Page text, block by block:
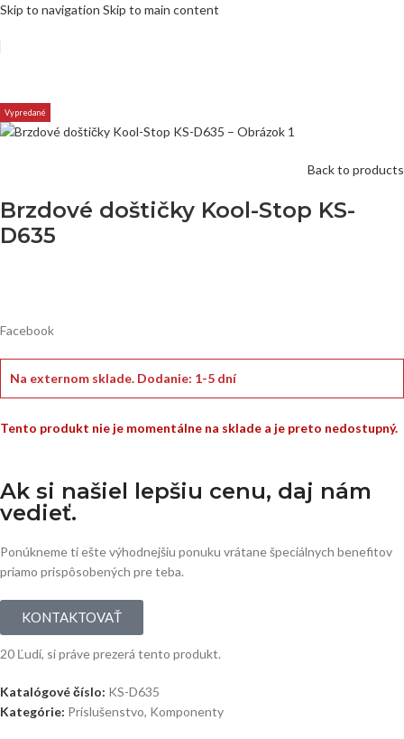
Skip to navigation Skip to main content
Vypredané
Back to products
Brzdové doštičky Kool-Stop KS-
D635
Facebook
Na externom sklade. Dodanie: 1-5 dní
Tento produkt nie je momentálne na sklade a je preto nedostupný.
Ak si našiel lepšiu cenu, daj nám
vedieť.
Ponúkneme ti ešte výhodnejšiu ponuku vrátane špeciálnych benefitov
priamo prispôsobených pre teba.
KONTAKTOVAŤ
20 Ľudí, si práve prezerá tento produkt.
Katalógové číslo: KS-D635
Kategórie: Príslušenstvo, Komponenty